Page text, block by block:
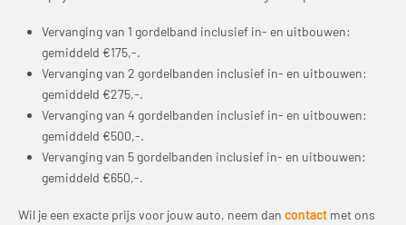
Vervanging van 1 gordelband inclusief in- en uitbouwen:
gemiddeld €175,-.
Vervanging van 2 gordelbanden inclusief in- en uitbouwen:
gemiddeld €275,-.
Vervanging van 4 gordelbanden inclusief in- en uitbouwen:
gemiddeld €500,-.
Vervanging van 5 gordelbanden inclusief in- en uitbouwen:
gemiddeld €650,-.
Wil je een exacte prijs voor jouw auto, neem dan contact met ons